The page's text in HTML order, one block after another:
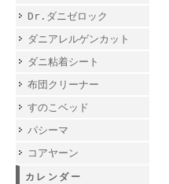
Dr.ダニゼロック
ダニアレルゲンカット
ダニ粘着シート
布団クリーナー
すのこベッド
パシーマ
コアヤーン
カレンダー